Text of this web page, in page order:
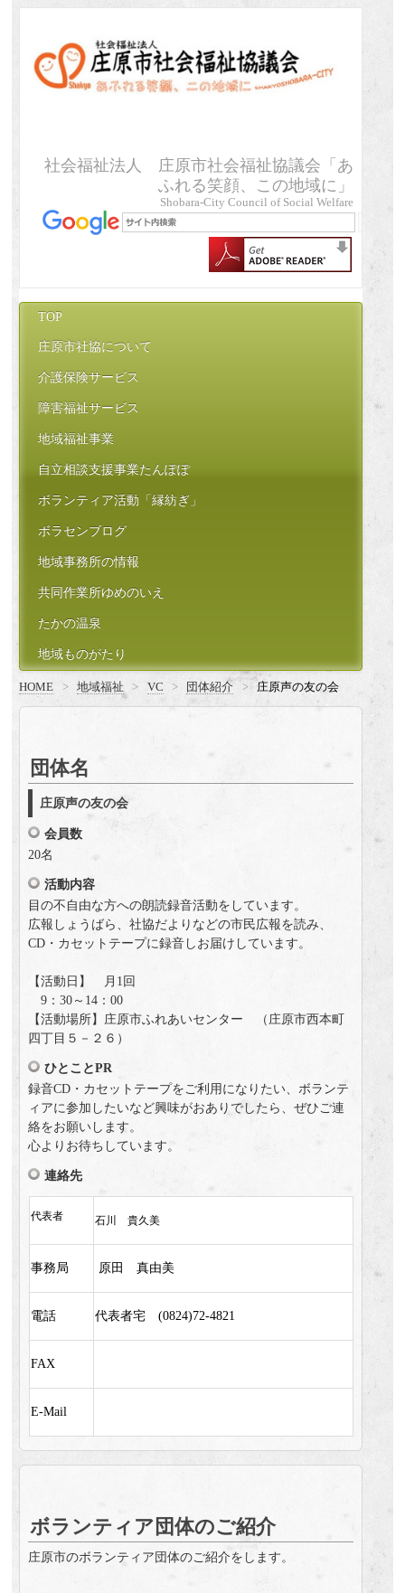
社会福祉法人 庄原市社会福祉協議会「あ
ふれる笑顔、この地域に」
Shobara-City Council of Social Welfare
TOP
庄原市社協について
介護保険サービス
障害福祉サービス
地域福祉事業
自立相談支援事業たんぽぽ
ボランティア活動「縁紡ぎ」
ボラセンブログ
地域事務所の情報
共同作業所ゆめのいえ
たかの温泉
地域ものがたり
HOME > 地域福祉 > VC > 団体紹介 > 庄原声の友の会
団体名
庄原声の友の会
会員数
20名
活動内容
目の不自由な方への朗読録音活動をしています。
広報しょうばら、社協だよりなどの市民広報を読み、
CD・カセットテープに録音しお届けしています。
【活動日】 月1回
9：30～14：00
【活動場所】庄原市ふれあいセンター （庄原市西本町
四丁目５－２６）
ひとことPR
録音CD・カセットテープをご利用になりたい、ボランテ
ィアに参加したいなど興味がおありでしたら、ぜひご連
絡をお願いします。
心よりお待ちしています。
連絡先
代表者 石川 貴久美
事務局 原田 真由美
電話 代表者宅 (0824)72-4821
FAX
E-Mail
ボランティア団体のご紹介
庄原市のボランティア団体のご紹介をします。